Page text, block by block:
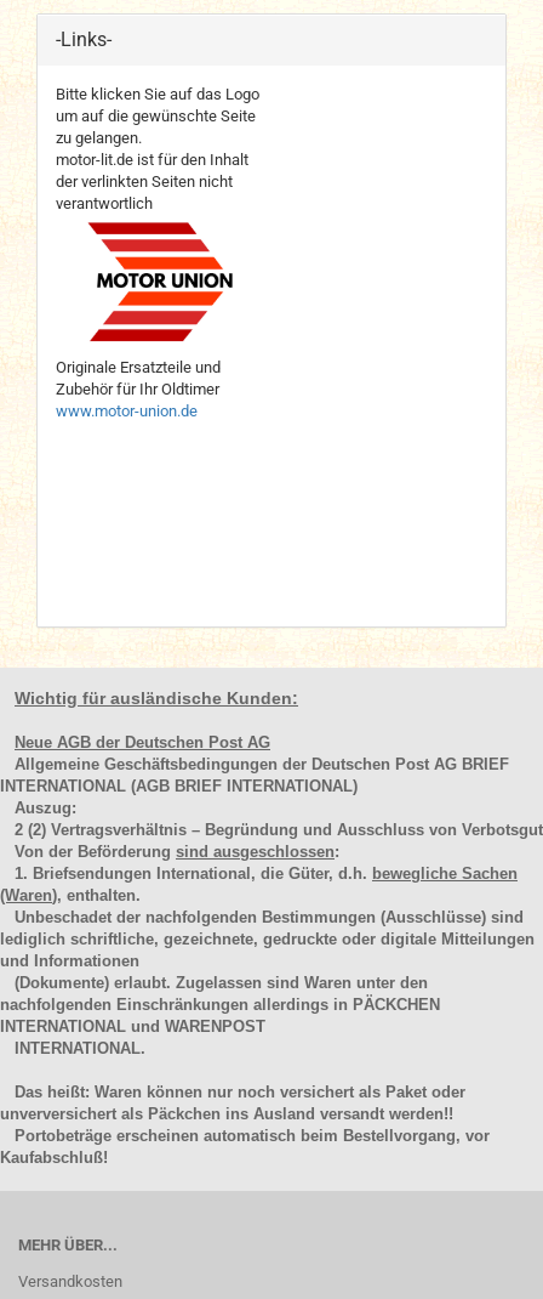
-Links-
Bitte klicken Sie auf das Logo
um auf die gewünschte Seite
zu gelangen.
motor-lit.de ist für den Inhalt
der verlinkten Seiten nicht
verantwortlich
Originale Ersatzteile und
Zubehör für Ihr Oldtimer
www.motor-union.de
Wichtig für ausländische Kunden:
Neue AGB der Deutschen Post AG
Allgemeine Geschäftsbedingungen der Deutschen Post AG BRIEF
INTERNATIONAL (AGB BRIEF INTERNATIONAL)
Auszug:
2 (2) Vertragsverhältnis – Begründung und Ausschluss von Verbotsgut
Von der Beförderung sind ausgeschlossen:
1. Briefsendungen International, die Güter, d.h. bewegliche Sachen
(Waren), enthalten.
Unbeschadet der nachfolgenden Bestimmungen (Ausschlüsse) sind
lediglich schriftliche, gezeichnete, gedruckte oder digitale Mitteilungen
und Informationen
(Dokumente) erlaubt. Zugelassen sind Waren unter den
nachfolgenden Einschränkungen allerdings in PÄCKCHEN
INTERNATIONAL und WARENPOST
INTERNATIONAL.
Das heißt: Waren können nur noch versichert als Paket oder
unverversichert als Päckchen ins Ausland versandt werden!!
Portobeträge erscheinen automatisch beim Bestellvorgang, vor
Kaufabschluß!
MEHR ÜBER...
Versandkosten